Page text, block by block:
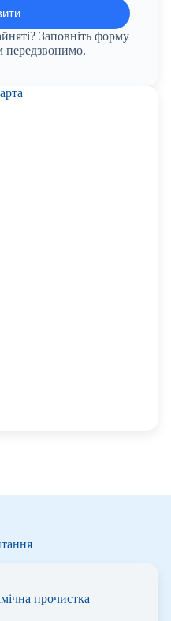
Заповніть форму
передзвонимо.
прочистка